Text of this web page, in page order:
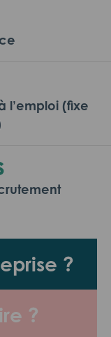
?
?
l’emploi (fixe